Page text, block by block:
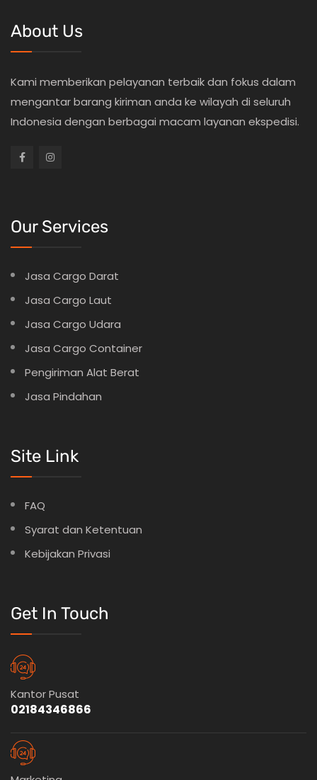
About Us
Kami memberikan pelayanan terbaik dan fokus dalam
mengantar barang kiriman anda ke wilayah di seluruh
Indonesia dengan berbagai macam layanan ekspedisi.
Our Services
Jasa Cargo Darat
Jasa Cargo Laut
Jasa Cargo Udara
Jasa Cargo Container
Pengiriman Alat Berat
Jasa Pindahan
Site Link
FAQ
Syarat dan Ketentuan
Kebijakan Privasi
Get In Touch
Kantor Pusat
02184346866